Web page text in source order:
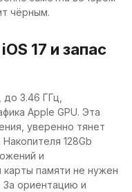
чёрным.
17 и запас
3.46 ГГц,
Apple GPU. Эта
уверенно тянет
128Gb
и
карты памяти не нужен
За ориентацию и